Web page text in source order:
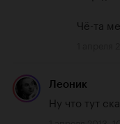
Чё-та
Леоник
Ну что тут